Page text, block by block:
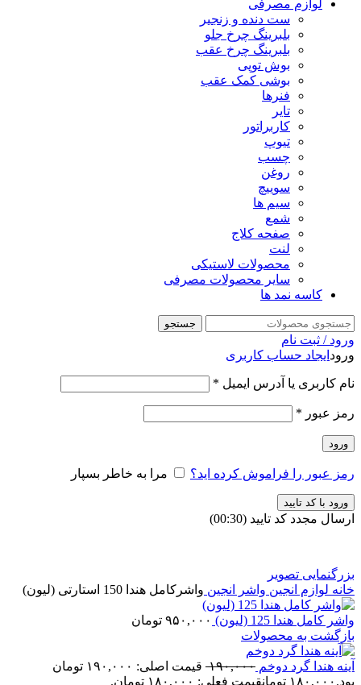
لوازم مصرفی
ست دنده و زنجیر
بلبرینگ چرخ جلو
بلبرینگ چرخ عقب
بوش توپی
بوشی کمک عقب
فنرها
تایر
کاربراتور
تیوپ
چسب
روغن
سوییچ
سیم ها
شمع
صفحه کلاج
لنت
محصولات لاستیکی
سایر محصولات مصرفی
کاسه نمد ها
جستجو
ورود / ثبت نام
ورود ایجاد حساب کاربری
نام کاربری یا آدرس ایمیل *
رمز عبور *
ورود
رمز عبور را فراموش کرده اید؟ مرا به خاطر بسپار
ورود با کد تایید
ارسال مجدد کد تایید (00:
30
)
بزرگنمایی تصویر
خانه لوازم انجین واشر انجین واشرکامل هندا 150 استارتی (لیون)
واشر کامل هندا 125 (لیون) ۹۵۰,۰۰۰ تومان
بازگشت به محصولات
آینه هندا گرد دوخم ۱۹۰,۰۰۰
قیمت اصلی: ۱۹۰,۰۰۰ تومان
بود. ۱۸۰,۰۰۰ تومانقیمت فعلی: ۱۸۰,۰۰۰ تومان.